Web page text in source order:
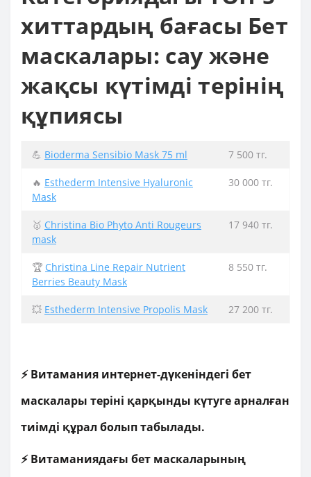
хиттардың бағасы Бет
маскалары: сау және
жақсы күтімді терінің
құпиясы
💪 Bioderma Sensibio Mask 75 ml 7 500 тг.
🔥 Esthederm Intensive Hyaluronic
Mask
30 000 тг.
🥇 Christina Bio Phyto Anti Rougeurs
mask
17 940 тг.
🏆 Christina Line Repair Nutrient
Berries Beauty Mask
8 550 тг.
💥 Esthederm Intensive Propolis Mask 27 200 тг.
⚡ Витамания интернет-дүкеніндегі бет
маскалары теріні қарқынды күтуге арналған
тиімді құрал болып табылады.
⚡ Витаманиядағы бет маскаларының